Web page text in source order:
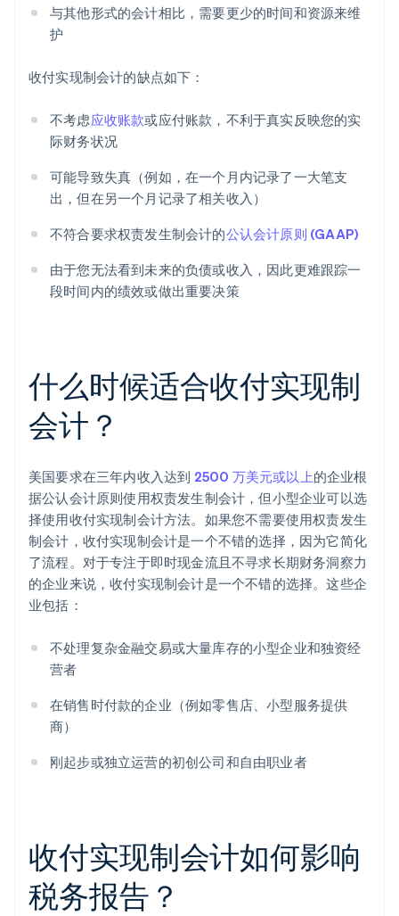
与其他形式的会计相比，需要更少的时间和资源来维
护
收付实现制会计的缺点如下：
不考虑应收账款或应付账款，不利于真实反映您的实
际财务状况
可能导致失真（例如，在一个月内记录了一大笔支
出，但在另一个月记录了相关收入）
不符合要求权责发生制会计的公认会计原则 (GAAP)
由于您无法看到未来的负债或收入，因此更难跟踪一
段时间内的绩效或做出重要决策
什么时候适合收付实现制
会计？
美国要求在三年内收入达到 2500 万美元或以上的企业根
据公认会计原则使用权责发生制会计，但小型企业可以选
择使用收付实现制会计方法。如果您不需要使用权责发生
制会计，收付实现制会计是一个不错的选择，因为它简化
了流程。对于专注于即时现金流且不寻求长期财务洞察力
的企业来说，收付实现制会计是一个不错的选择。这些企
业包括：
不处理复杂金融交易或大量库存的小型企业和独资经
营者
在销售时付款的企业（例如零售店、小型服务提供
商）
刚起步或独立运营的初创公司和自由职业者
收付实现制会计如何影响
税务报告？